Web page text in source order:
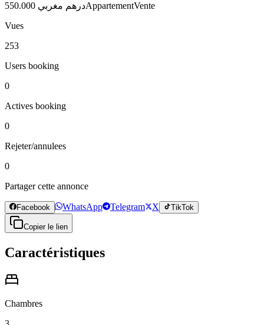
550.000 درهم مغربيAppartementVente
Vues
253
Users booking
0
Actives booking
0
Rejeter/annulees
0
Partager cette annonce
Facebook WhatsApp Telegram X TikTok
Copier le lien
Caractéristiques
Chambres